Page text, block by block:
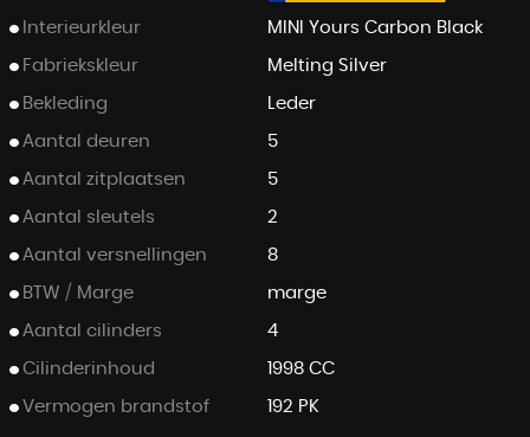
Interieurkleur MINI Yours Carbon Black
Fabriekskleur Melting Silver
Bekleding Leder
Aantal deuren 5
Aantal zitplaatsen 5
Aantal sleutels 2
Aantal versnellingen 8
BTW / Marge marge
Aantal cilinders 4
Cilinderinhoud 1998 CC
Vermogen brandstof 192 PK